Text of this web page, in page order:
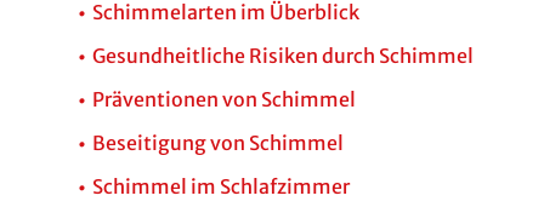
Schimmelarten im Überblick
Gesundheitliche Risiken durch Schimmel
Präventionen von Schimmel
Beseitigung von Schimmel
Schimmel im Schlafzimmer